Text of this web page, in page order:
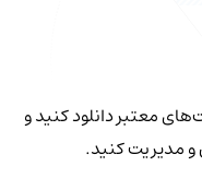
معتبر دانلود کنید و
مدیریت کنید.